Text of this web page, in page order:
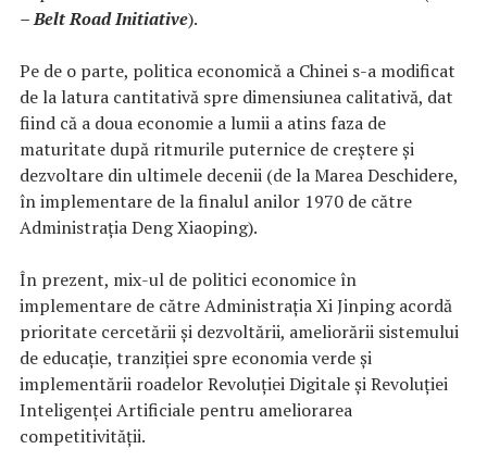
– Belt Road Initiative).
Pe de o parte, politica economică a Chinei s-a modificat
de la latura cantitativă spre dimensiunea calitativă, dat
fiind că a doua economie a lumii a atins faza de
maturitate după ritmurile puternice de creștere și
dezvoltare din ultimele decenii (de la Marea Deschidere,
în implementare de la finalul anilor 1970 de către
Administrația Deng Xiaoping).
În prezent, mix-ul de politici economice în
implementare de către Administrația Xi Jinping acordă
prioritate cercetării și dezvoltării, ameliorării sistemului
de educație, tranziției spre economia verde și
implementării roadelor Revoluției Digitale și Revoluției
Inteligenței Artificiale pentru ameliorarea
competitivității.